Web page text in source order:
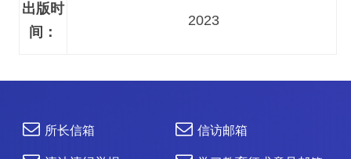
出版时
间：
2023
所长信箱 信访邮箱